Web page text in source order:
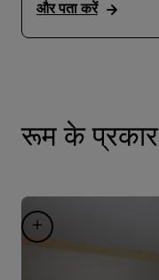
और पता करें
रूम के प्रकार